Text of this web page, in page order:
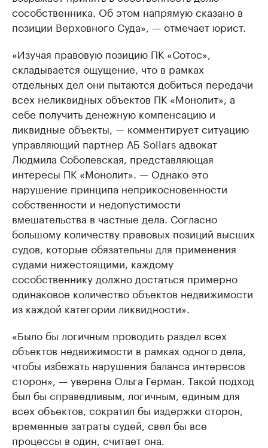
сособственника. Об этом напрямую сказано в
позиции Верховного Суда», — отмечает юрист.
«Изучая правовую позицию ПК «Сотос»,
складывается ощущение, что в рамках
отдельных дел они пытаются добиться передачи
всех неликвидных объектов ПК «Монолит», а
себе получить денежную компенсацию и
ликвидные объекты, — комментирует ситуацию
управляющий партнер АБ Sollars адвокат
Людмила Соболевская, представляющая
интересы ПК «Монолит». — Однако это
нарушение принципа неприкосновенности
собственности и недопустимости
вмешательства в частные дела. Согласно
большому количеству правовых позиций высших
судов, которые обязательны для применения
судами нижестоящими, каждому
сособственнику должно достаться примерно
одинаковое количество объектов недвижимости
из каждой категории ликвидности».
«Было бы логичным проводить раздел всех
объектов недвижимости в рамках одного дела,
чтобы избежать нарушения баланса интересов
сторон», — уверена Ольга Герман. Такой подход
был бы справедливым, логичным, единым для
всех объектов, сократил бы издержки сторон,
временные затраты судей, свел бы все
процессы в один, считает она.